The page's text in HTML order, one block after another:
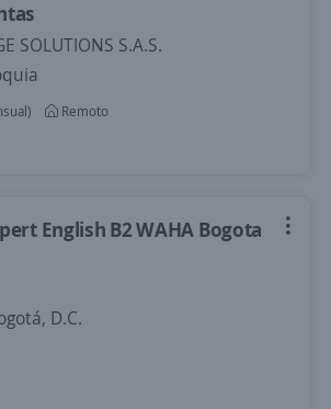
SOLUTIONS S.A.S.
Remoto
English B2 WAHA Bogota
D.C.